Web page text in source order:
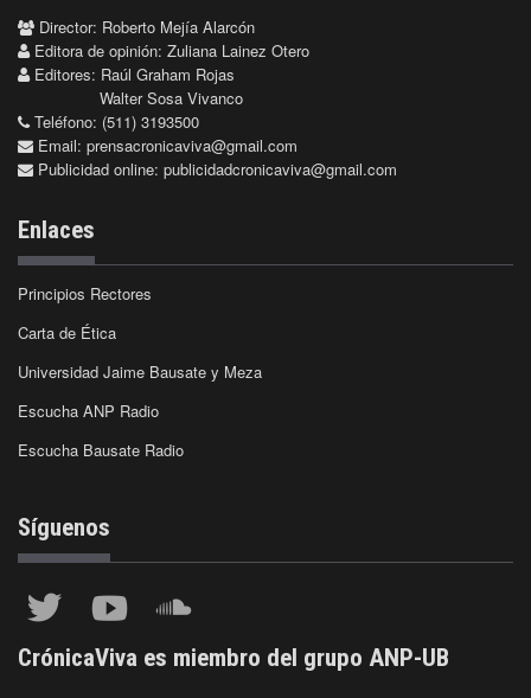
Director: Roberto Mejía Alarcón
Editora de opinión: Zuliana Lainez Otero
Editores: Raúl Graham Rojas
Walter Sosa Vivanco
Teléfono: (511) 3193500
Email: prensacronicaviva@gmail.com
Publicidad online: publicidadcronicaviva@gmail.com
Enlaces
Principios Rectores
Carta de Ética
Universidad Jaime Bausate y Meza
Escucha ANP Radio
Escucha Bausate Radio
Síguenos
CrónicaViva es miembro del grupo ANP-UB